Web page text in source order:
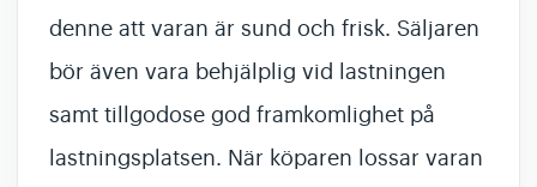
denne att varan är sund och frisk. Säljaren
bör även vara behjälplig vid lastningen
samt tillgodose god framkomlighet på
lastningsplatsen. När köparen lossar varan